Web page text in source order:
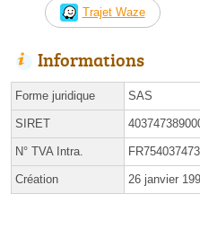
Trajet Waze
Informations
Forme juridique SAS
SIRET
N° TVA Intra.
Création 26 janvier